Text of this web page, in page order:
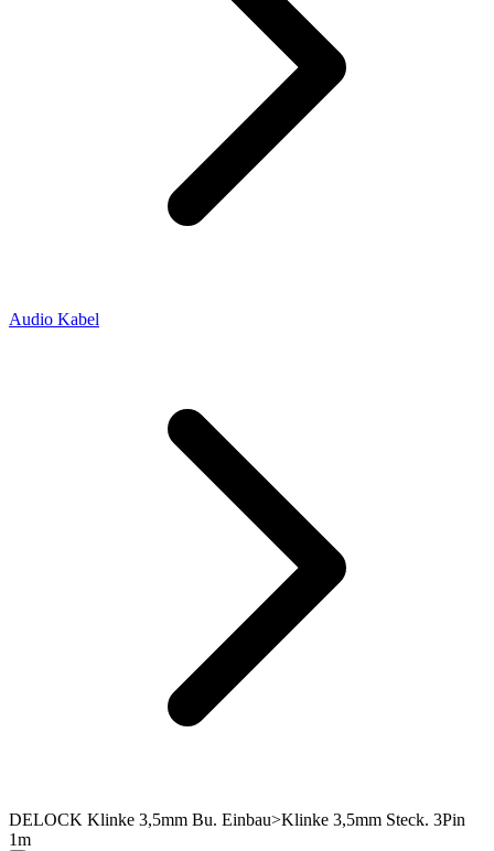
Audio Kabel
DELOCK Klinke 3,5mm Bu. Einbau>Klinke 3,5mm Steck. 3Pin
1m